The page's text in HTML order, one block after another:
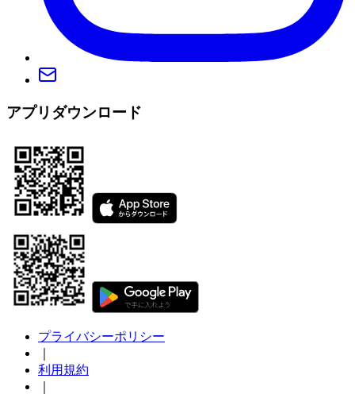
アプリダウンロード
プライバシーポリシー
利用規約